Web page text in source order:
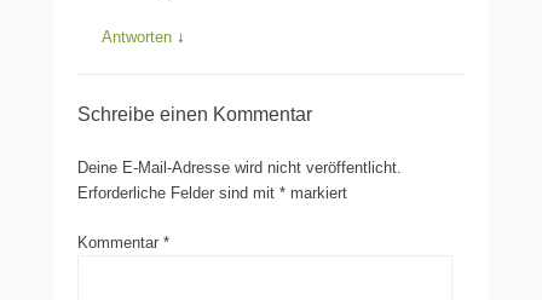
Antworten ↓
Schreibe einen Kommentar
Deine E-Mail-Adresse wird nicht veröffentlicht.
Erforderliche Felder sind mit * markiert
Kommentar *